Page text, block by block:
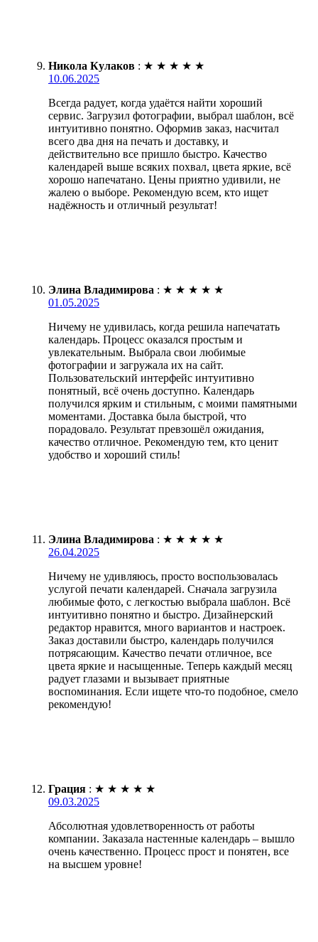
Никола Кулаков : ★ ★ ★ ★ ★
10.06.2025
Всегда радует, когда удаётся найти хороший
сервис. Загрузил фотографии, выбрал шаблон, всё
интуитивно понятно. Оформив заказ, насчитал
всего два дня на печать и доставку, и
действительно все пришло быстро. Качество
календарей выше всяких похвал, цвета яркие, всё
хорошо напечатано. Цены приятно удивили, не
жалею о выборе. Рекомендую всем, кто ищет
надёжность и отличный результат!
Элина Владимирова : ★ ★ ★ ★ ★
01.05.2025
Ничему не удивилась, когда решила напечатать
календарь. Процесс оказался простым и
увлекательным. Выбрала свои любимые
фотографии и загружала их на сайт.
Пользовательский интерфейс интуитивно
понятный, всё очень доступно. Календарь
получился ярким и стильным, с моими памятными
моментами. Доставка была быстрой, что
порадовало. Результат превзошёл ожидания,
качество отличное. Рекомендую тем, кто ценит
удобство и хороший стиль!
Элина Владимирова : ★ ★ ★ ★ ★
26.04.2025
Ничему не удивляюсь, просто воспользовалась
услугой печати календарей. Сначала загрузила
любимые фото, с легкостью выбрала шаблон. Всё
интуитивно понятно и быстро. Дизайнерский
редактор нравится, много вариантов и настроек.
Заказ доставили быстро, календарь получился
потрясающим. Качество печати отличное, все
цвета яркие и насыщенные. Теперь каждый месяц
радует глазами и вызывает приятные
воспоминания. Если ищете что-то подобное, смело
рекомендую!
Грация : ★ ★ ★ ★ ★
09.03.2025
Абсолютная удовлетворенность от работы
компании. Заказала настенные календарь – вышло
очень качественно. Процесс прост и понятен, все
на высшем уровне!